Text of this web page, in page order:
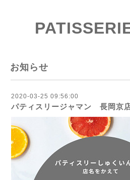
お知らせ
2020-03-25 09:56:00
パティスリージャマン 長岡京